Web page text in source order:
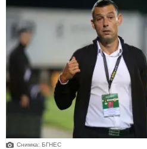
Снимка: БГНЕС